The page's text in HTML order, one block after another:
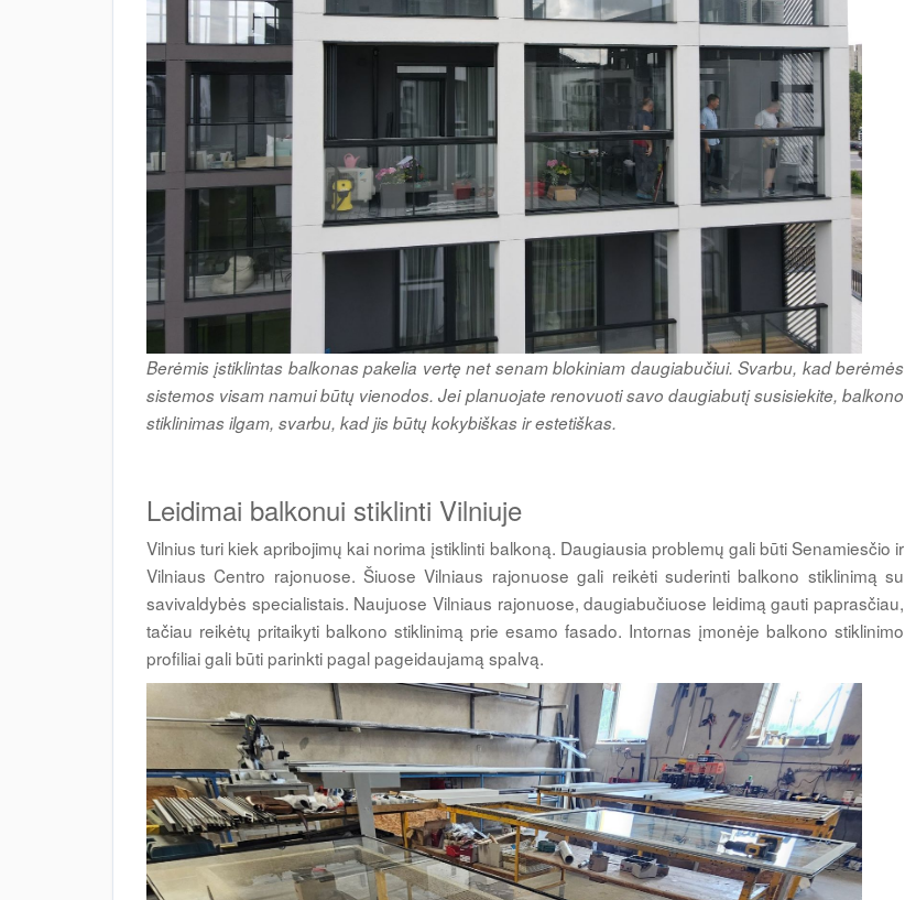
Berėmis įstiklintas balkonas pakelia vertę net senam blokiniam daugiabučiui. Svarbu, kad berėmės
sistemos visam namui būtų vienodos. Jei planuojate renovuoti savo daugiabutį susisiekite, balkono
stiklinimas ilgam, svarbu, kad jis būtų kokybiškas ir estetiškas.
Leidimai balkonui stiklinti Vilniuje
Vilnius turi kiek apribojimų kai norima įstiklinti balkoną. Daugiausia problemų gali būti Senamiesčio ir
Vilniaus Centro rajonuose. Šiuose Vilniaus rajonuose gali reikėti suderinti balkono stiklinimą su
savivaldybės specialistais. Naujuose Vilniaus rajonuose, daugiabučiuose leidimą gauti paprasčiau,
tačiau reikėtų pritaikyti balkono stiklinimą prie esamo fasado. Intornas įmonėje balkono stiklinimo
profiliai gali būti parinkti pagal pageidaujamą spalvą.